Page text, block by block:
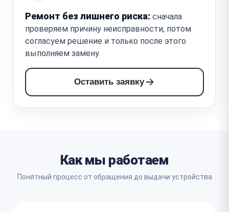
Ремонт без лишнего риска: сначала
проверяем причину неисправности, потом
согласуем решение и только после этого
выполняем замену.
Оставить заявку
Как мы работаем
Понятный процесс от обращения до выдачи устройства